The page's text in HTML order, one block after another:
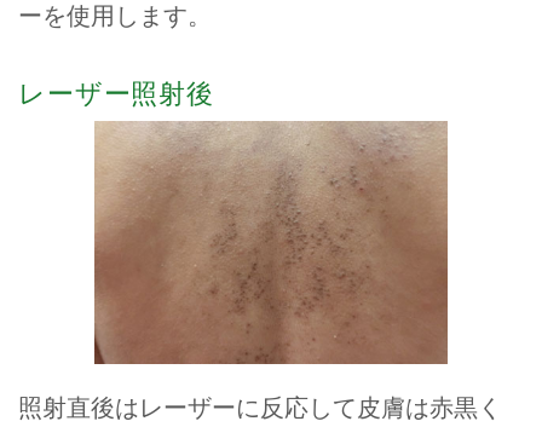
ーを使用します。
レーザー照射後
照射直後はレーザーに反応して皮膚は赤黒く